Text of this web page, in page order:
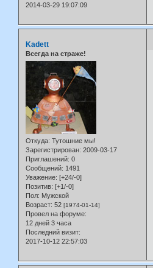
2014-03-29 19:07:09
Kadett
Всегда на страже!
Откуда: Тутошние мы!
Зарегистрирован: 2009-03-17
Приглашений: 0
Сообщений: 1491
Уважение: [+24/-0]
Позитив: [+1/-0]
Пол: Мужской
Возраст: 52 [1974-01-14]
Провел на форуме:
12 дней 3 часа
Последний визит:
2017-10-12 22:57:03